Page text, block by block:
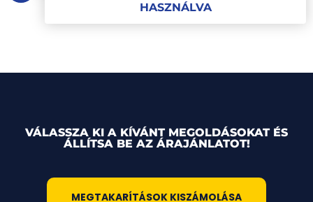
HASZNÁLVA
VÁLASSZA KI A KÍVÁNT MEGOLDÁSOKAT ÉS
ÁLLÍTSA BE AZ ÁRAJÁNLATOT!
MEGTAKARÍTÁSOK KISZÁMOLÁSA